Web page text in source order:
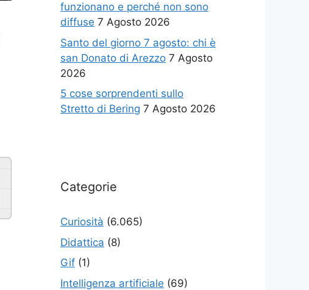
funzionano e perché non sono
diffuse 7 Agosto 2026
Santo del giorno 7 agosto: chi è
san Donato di Arezzo 7 Agosto
2026
5 cose sorprendenti sullo
Stretto di Bering 7 Agosto 2026
Categorie
Curiosità (6.065)
Didattica (8)
Gif (1)
Intelligenza artificiale (69)